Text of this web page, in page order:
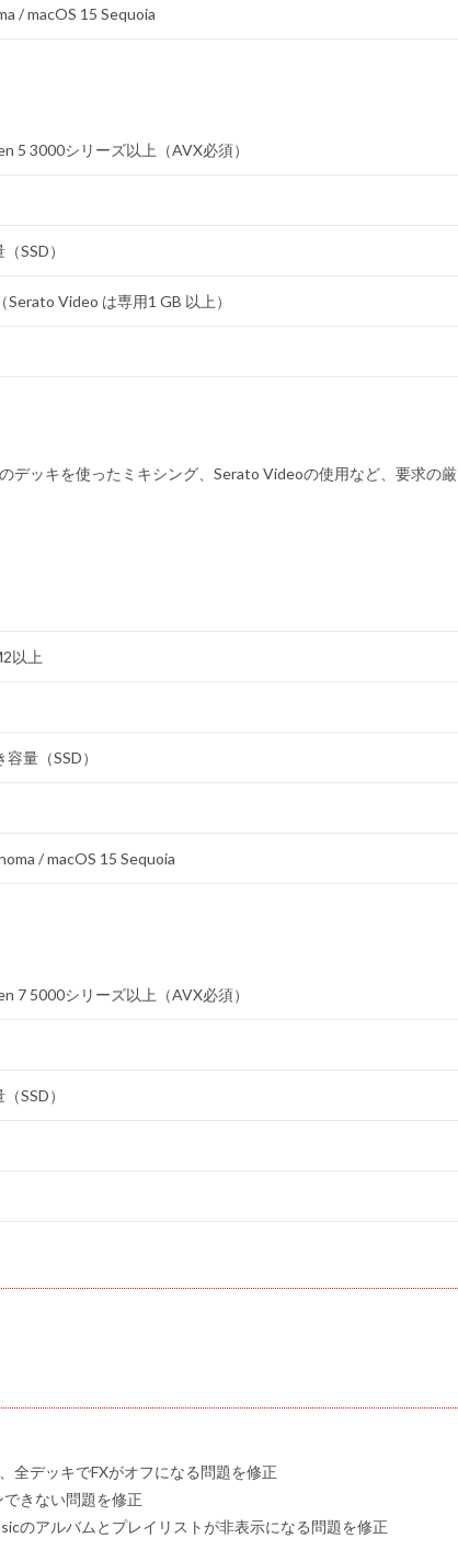
/ macOS 15 Sequoia
5 3000シリーズ以上（AVX必須）
SSD）
Video は専用1 GB 以上）
デッキを使ったミキシング、Serato Videoの使用など、要求の厳
以上
量（SSD）
/ macOS 15 Sequoia
7 5000シリーズ以上（AVX必須）
SSD）
全デッキでFXがオフになる問題を修正
きない問題を修正
のアルバムとプレイリストが非表示になる問題を修正